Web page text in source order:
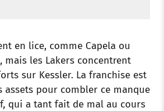
en lice, comme Capela ou
mais les Lakers concentrent
sur Kessler. La franchise est
assets pour combler ce manque
qui a tant fait de mal au cours